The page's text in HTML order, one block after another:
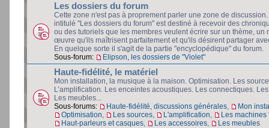
Les dossiers du forum
Cette zone n'est pas à proprement parler une zone de
intitulé "Les dossiers du forum" est destiné à recevoir des
ou des tutoriels que les membres veulent écrire sur un thème, un
œuvre qu'ils maîtrisent parfaitement et qu'ils désirent partager
En quelque sorte il s'agit de la partie "encyclopédique" du forum.
Sous-forum:
Elipson, les dossiers de "Violet"
Haute-fidélité, le matériel
Mon installation, la musique à la maison. Optimisation. Les
L’amplification. Les enceintes acoustiques. Les connectiques.
Les meubles...
Sous-forums:
Haute-fidélité, discussions générales
Mon
Optimisation
Les sources L'amplification
Les machines
Haut-parleurs et casques
Les accessoires Les meubles